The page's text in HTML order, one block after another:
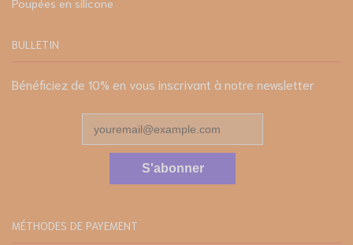
BULLETIN
Bénéficiez de 10% en vous inscrivant à notre newsletter
S'abonner
MÉTHODES DE PAYEMENT